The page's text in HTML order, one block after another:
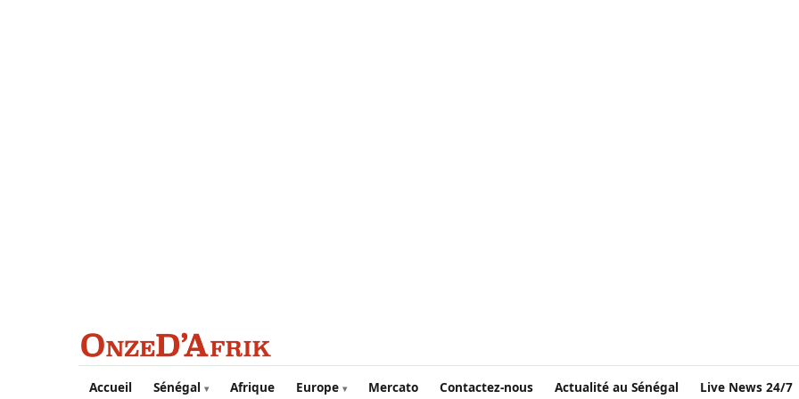
Aller au contenu principal
Accueil Sénégal Afrique Europe Mercato Contactez-nous Actualité au Sénégal Live News 24/7